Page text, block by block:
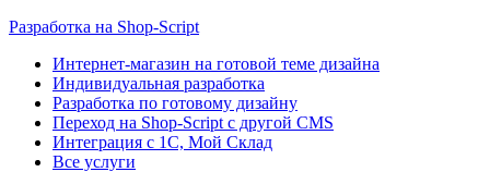
Разработка на Shop-Script
Интернет-магазин на готовой теме дизайна
Индивидуальная разработка
Разработка по готовому дизайну
Переход на Shop-Script с другой CMS
Интеграция с 1С, Мой Склад
Все услуги